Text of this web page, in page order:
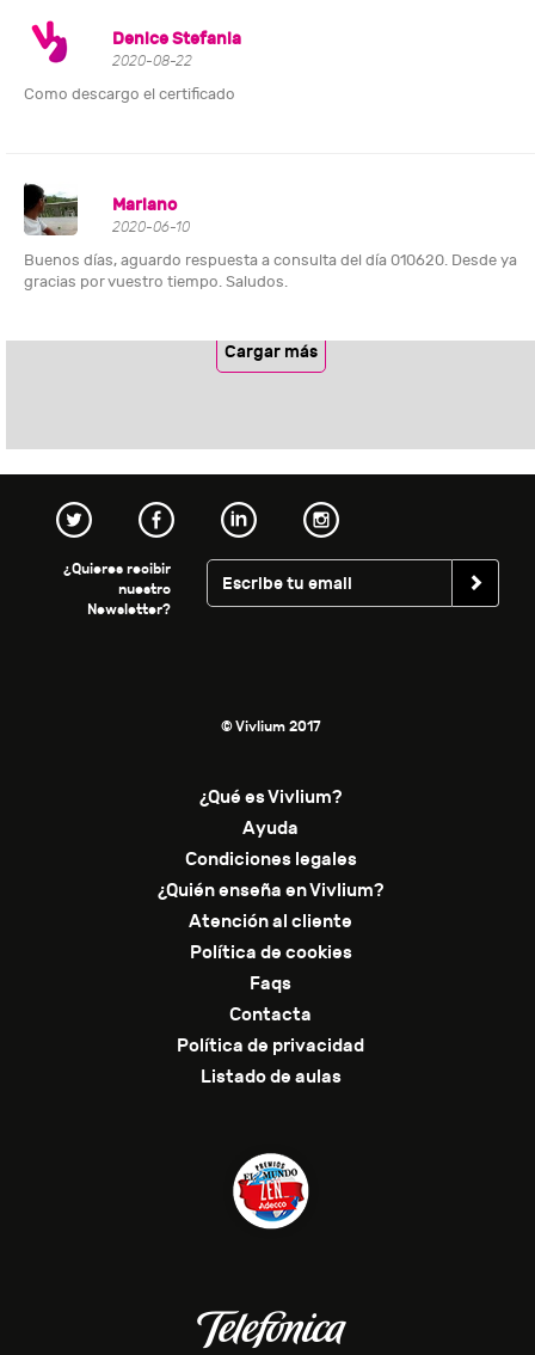
Denice Stefania
2020-08-22
Como descargo el certificado
Mariano
2020-06-10
Buenos días, aguardo respuesta a consulta del día 010620. Desde ya
gracias por vuestro tiempo. Saludos.
Cargar más
¿Quieres recibir
nuestro
Newsletter?
© Vivlium 2017
¿Qué es Vivlium?
Ayuda
Condiciones legales
¿Quién enseña en Vivlium?
Atención al cliente
Política de cookies
Faqs
Contacta
Política de privacidad
Listado de aulas